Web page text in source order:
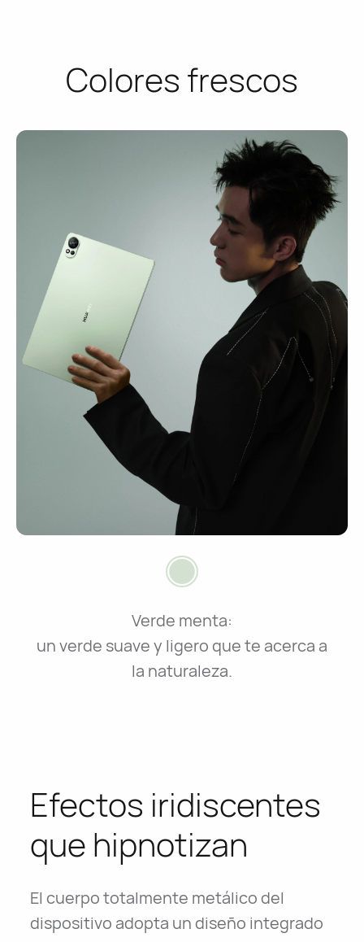
Colores frescos
Verde menta:
un verde suave y ligero que te acerca a
la naturaleza.
Efectos iridiscentes
que hipnotizan
El cuerpo totalmente metálico del
dispositivo adopta un diseño integrado